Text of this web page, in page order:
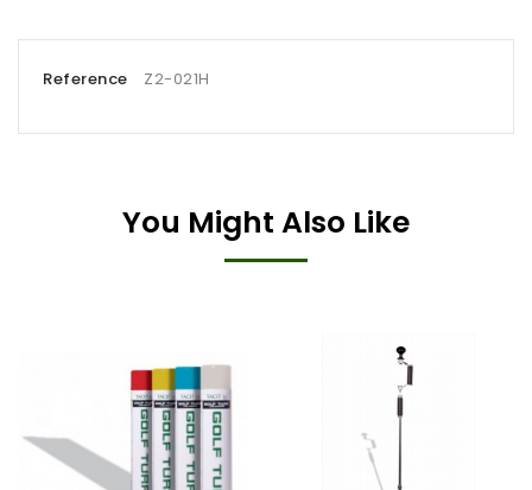
Reference Z2-021H
You Might Also Like